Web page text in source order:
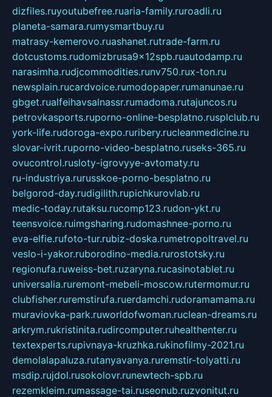
dizfiles.ruyoutubefree.ruaria-family.ruroadli.ru
planeta-samara.rumysmartbuy.ru
matrasy-kemerovo.ruashanet.rutrade-farm.ru
dotcustoms.rudomizbrusa9x12spb.ruautodamp.ru
narasimha.rudjcommodities.runv750.rux-ton.ru
newsplain.rucardvoice.rumodopaper.rumanunae.ru
gbget.rualfeihavsalnassr.rumadoma.rutajuncos.ru
petrovkasports.ruporno-online-besplatno.rusplclub.ru
york-life.rudoroga-expo.ruribery.rucleanmedicine.ru
slovar-ivrit.ruporno-video-besplatno.ruseks-365.ru
ovucontrol.rusloty-igrovyye-avtomaty.ru
ru-industriya.rurusskoe-porno-besplatno.ru
belgorod-day.rudigilith.rupichkurovlab.ru
medic-today.rutaksu.rucomp123.rudon-ykt.ru
teensvoice.ruimgsharing.rudomashnee-porno.ru
eva-elfie.rufoto-tur.rubiz-doska.rumetropoltravel.ru
veslo-i-yakor.ruborodino-media.rurostotsky.ru
regionufa.ruweiss-bet.ruzaryna.rucasinotablet.ru
universalia.ruremont-mebeli-moscow.rutermomur.ru
clubfisher.ruremstirufa.ruerdamchi.rudoramamama.ru
muraviovka-park.ruworldofwoman.ruclean-dreams.ru
arkrym.rukristinita.rudircomputer.ruhealthenter.ru
textexperts.rupivnaya-kruzhka.rukinofilmy-2021.ru
demolalapaluza.rutanyavanya.ruremstir-tolyatti.ru
msdip.rujdol.rusokolovr.runewtech-spb.ru
rezemkleim.rumassage-tai.ruseonub.ruzvonitut.ru